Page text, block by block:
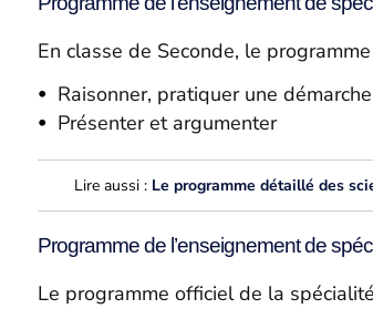
En classe de Seconde, le
Raisonner, pratiquer une
Présenter et argumenter
Lire aussi : Le programme détaillé des
Programme de l’enseignement de
Le programme officiel de la